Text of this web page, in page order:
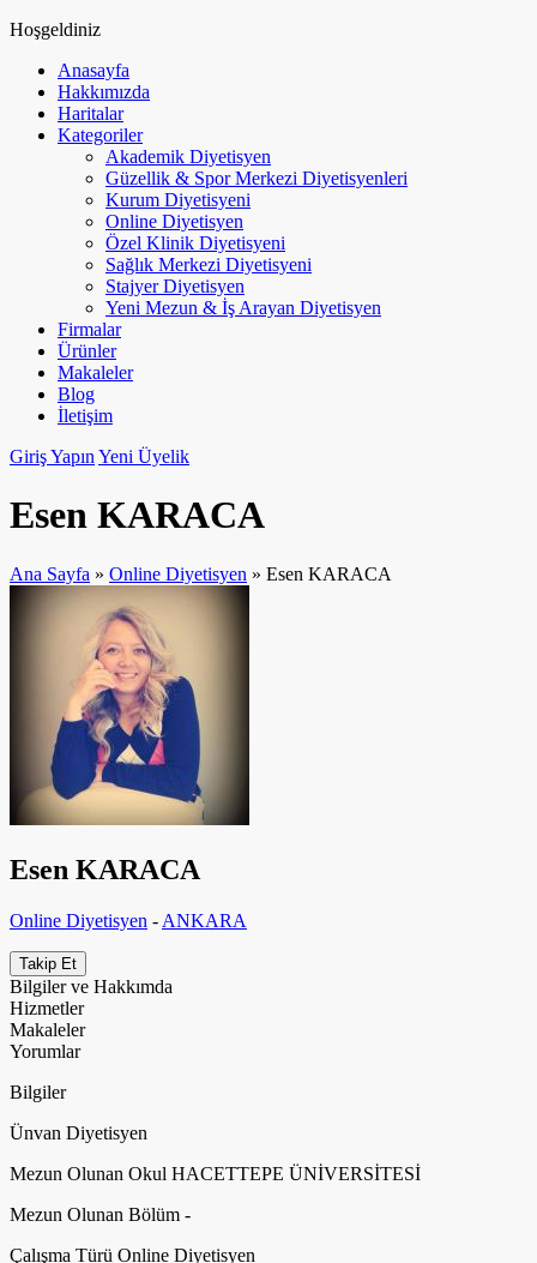
Hoşgeldiniz
Anasayfa
Hakkımızda
Haritalar
Kategoriler
Akademik Diyetisyen
Güzellik & Spor Merkezi Diyetisyenleri
Kurum Diyetisyeni
Online Diyetisyen
Özel Klinik Diyetisyeni
Sağlık Merkezi Diyetisyeni
Stajyer Diyetisyen
Yeni Mezun & İş Arayan Diyetisyen
Firmalar
Ürünler
Makaleler
Blog
İletişim
Giriş Yapın Yeni Üyelik
Esen KARACA
Ana Sayfa » Online Diyetisyen » Esen KARACA
Esen KARACA
Online Diyetisyen - ANKARA
Takip Et
Bilgiler ve Hakkımda
Hizmetler
Makaleler
Yorumlar
Bilgiler
Ünvan Diyetisyen
Mezun Olunan Okul HACETTEPE ÜNİVERSİTESİ
Mezun Olunan Bölüm -
Çalışma Türü Online Diyetisyen